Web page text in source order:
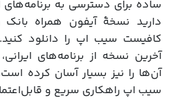
ساده برای دسترسی به برنامه‌های
دارید نسخۀ آیفون همراه بانک
کافیست سیب اپ را دانلود
آخرین نسخه از برنامه‌های
آن‌ها را نیز بسیار آسان کرده
سیب اپ راهکاری سریع و